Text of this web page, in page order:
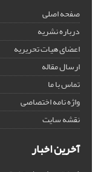
صفحه اصلی
درباره نشریه
اعضای هیات تحریریه
ارسال مقاله
تماس با ما
واژه نامه اختصاصی
نقشه سایت
آخرین اخبار